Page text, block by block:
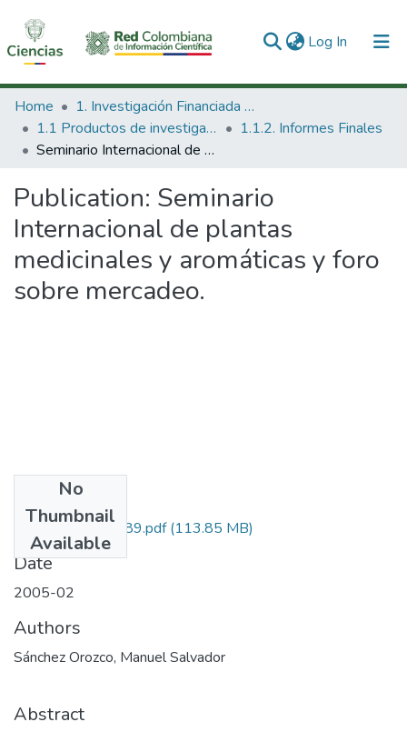
Log In (current)
Communities & Collections
All of DSpace
Home
1. Investigación Financiada con Recursos Públicos
1.1 Productos de investigación
1.1.2. Informes Finales
Seminario Internacional de plantas medicinales y aromáticas y foro sobre mercadeo.
Publication: Seminario
Internacional de plantas
medicinales y aromáticas y foro
sobre mercadeo.
No
Thumbnail
Available
1120-07-12489.pdf(113.85 MB)
Date
2005-02
Authors
Sánchez Orozco, Manuel Salvador
Abstract